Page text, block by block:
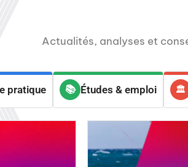
Actualités, analyses et
pratique Études & emploi